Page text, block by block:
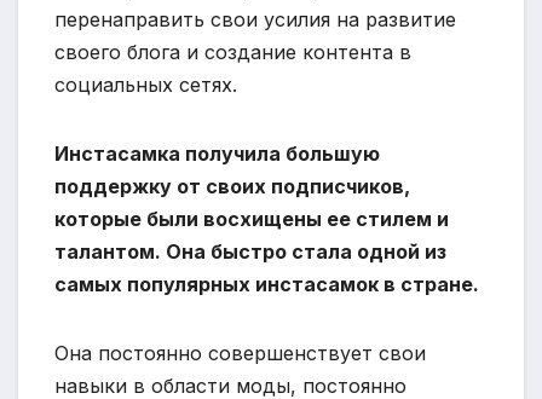
перенаправить свои усилия на развитие
своего блога и создание контента в
социальных сетях.
Инстасамка получила большую
поддержку от своих подписчиков,
которые были восхищены ее стилем и
талантом. Она быстро стала одной из
самых популярных инстасамок в стране.
Она постоянно совершенствует свои
навыки в области моды, постоянно